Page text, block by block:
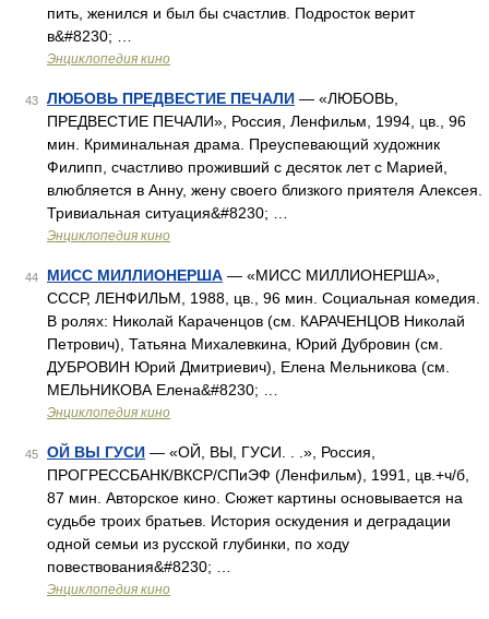
пить, женился и был бы счастлив. Подросток верит
в&#8230; …
Энциклопедия кино
43 ЛЮБОВЬ ПРЕДВЕСТИЕ ПЕЧАЛИ — «ЛЮБОВЬ,
ПРЕДВЕСТИЕ ПЕЧАЛИ», Россия, Ленфильм, 1994, цв., 96
мин. Криминальная драма. Преуспевающий художник
Филипп, счастливо проживший с десяток лет с Марией,
влюбляется в Анну, жену своего близкого приятеля Алексея.
Тривиальная ситуация&#8230; …
Энциклопедия кино
44 МИСС МИЛЛИОНЕРША — «МИСС МИЛЛИОНЕРША»,
СССР, ЛЕНФИЛЬМ, 1988, цв., 96 мин. Социальная комедия.
В ролях: Николай Караченцов (см. КАРАЧЕНЦОВ Николай
Петрович), Татьяна Михалевкина, Юрий Дубровин (см.
ДУБРОВИН Юрий Дмитриевич), Елена Мельникова (см.
МЕЛЬНИКОВА Елена&#8230; …
Энциклопедия кино
45 ОЙ ВЫ ГУСИ — «ОЙ, ВЫ, ГУСИ. . .», Россия,
ПРОГРЕССБАНК/ВКСР/СПиЭФ (Ленфильм), 1991, цв.+ч/б,
87 мин. Авторское кино. Сюжет картины основывается на
судьбе троих братьев. История оскудения и деградации
одной семьи из русской глубинки, по ходу
повествования&#8230; …
Энциклопедия кино